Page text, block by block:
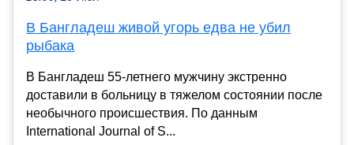
В Бангладеш живой угорь едва не убил
рыбака
В Бангладеш 55-летнего мужчину экстренно
доставили в больницу в тяжелом состоянии после
необычного происшествия. По данным
International Journal of S...